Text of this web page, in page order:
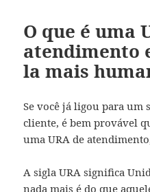
O que é uma
atendimento
la mais
Se você já ligou para um
cliente, é bem provável
uma URA de
A sigla URA significa
nada mais é do que